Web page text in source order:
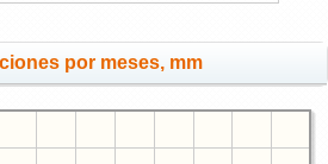
por meses, mm